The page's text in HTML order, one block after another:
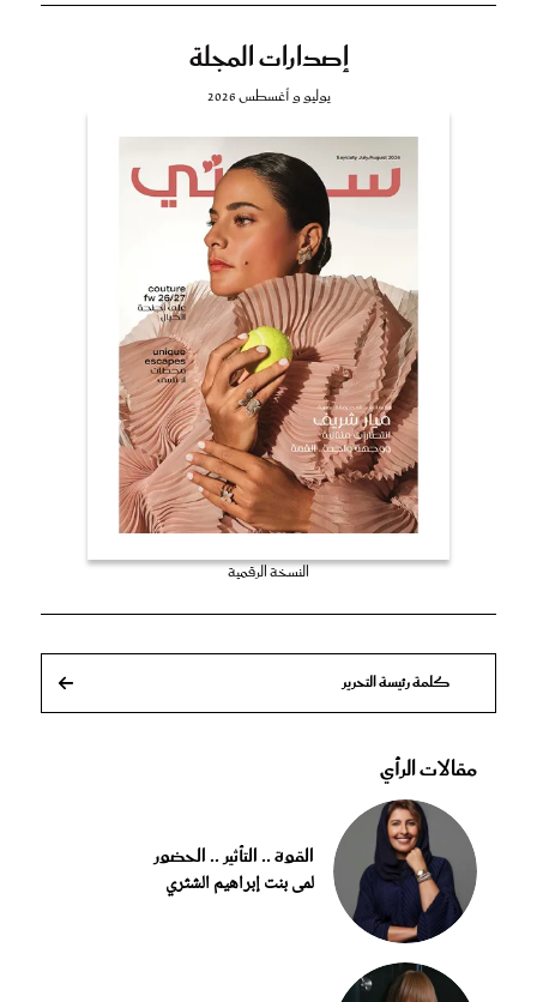
إصدارات المجلة
يوليو و أغسطس 2026
النسخة الرقمية
كلمة رئيسة التحرير
مقالات الرأي
القوة .. التأثير .. الحضور
لمى بنت إبراهيم الشثري